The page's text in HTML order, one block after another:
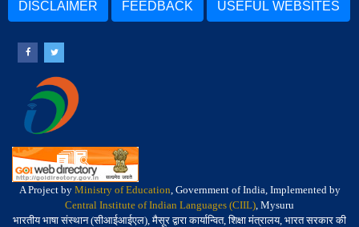
DISCLAIMER FEEDBACK USEFUL WEBSITES
A Project by Ministry of Education, Government of India, Implemented by
Central Institute of Indian Languages (CIIL), Mysuru
भारतीय भाषा संस्थान (सीआईआईएल), मैसूर द्वारा कार्यान्वित, शिक्षा मंत्रालय, भारत सरकार की